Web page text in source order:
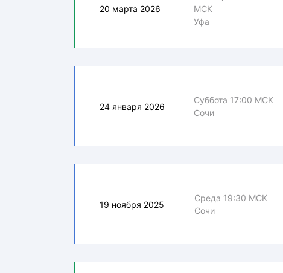
20 марта 2026
МСК
Уфа
24 января 2026
Суббота 17:00 МСК
Сочи
19 ноября 2025
Среда 19:30 МСК
Сочи